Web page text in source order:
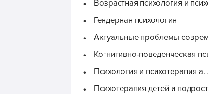
Возрастная психология и
Гендерная психология
Актуальные проблемы
Когнитивно-поведенческая
Психология и психотерапия
Психотерапия детей и